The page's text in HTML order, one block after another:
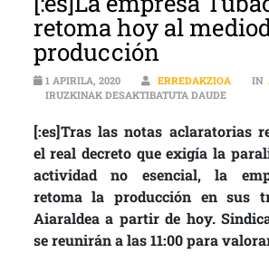
retoma hoy al
producción
1 APIRILA, 2020 ERREDAKZIOA IN
IRUZKINAK DESAKTIBATUTA DAUDE[:ES]LA
[:es]Tras las notas aclaratorias
el real decreto que exigía la
actividad no esencial, la
retoma la producción en sus
Aiaraldea a partir de hoy.
se reunirán a las 11:00 para